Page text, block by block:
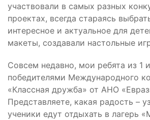
участвовали в самых разных
проектах, всегда стараясь
интересное и актуальное для
макеты, создавали настольные
Совсем недавно, мои ребята из 1
победителями Международного
«Классная дружба» от АНО
Представляете, какая радость –
ученики едут отдыхать в лагерь